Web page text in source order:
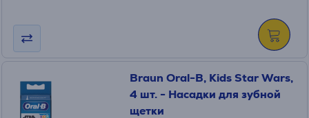
Braun Oral-B, Kids Star Wars,
4 шт. - Насадки для зубной
щетки